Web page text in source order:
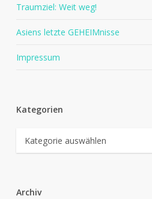
Traumziel: Weit weg!
Asiens letzte GEHEIMnisse
Impressum
Kategorien
Archiv